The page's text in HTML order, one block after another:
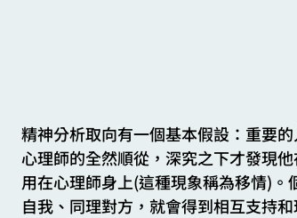
精神分析取向有一個基本假設：重要
心理師的全然順從，深究之下才發現
用在心理師身上(這種現象稱為移情)
自我、同理對方，就會得到相互支持